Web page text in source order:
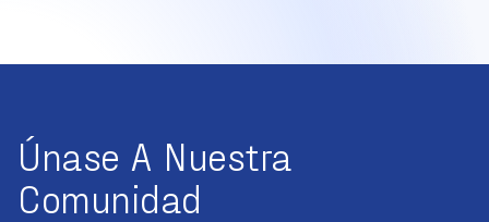
Únase A Nuestra
Comunidad